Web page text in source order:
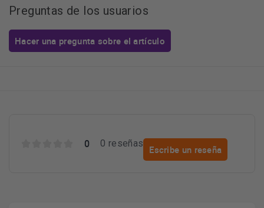
Preguntas de los usuarios
Hacer una pregunta sobre el artículo
0 0 reseñas
Escribe un reseña